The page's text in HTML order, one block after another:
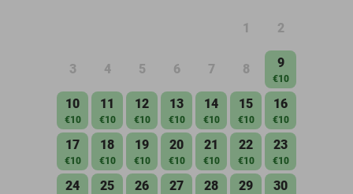
1 2
3 4 5 6 7 8 9
€10
10
€10
11
€10
12
€10
13
€10
14
€10
15
€10
16
€10
17
€10
18
€10
19
€10
20
€10
21
€10
22
€10
23
€10
24 25 26 27 28 29 30